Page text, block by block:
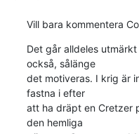
Vill bara kommentera
Det går alldeles
också, sålänge
det motiveras. I krig är
fastna i efter
att ha dräpt en Cretzer
den hemliga